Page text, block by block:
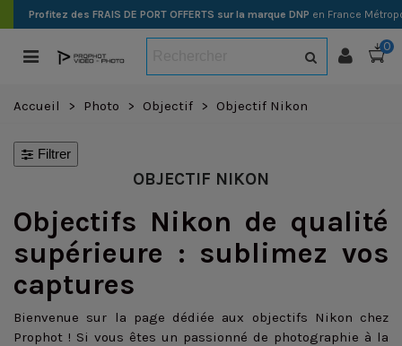
Profitez des FRAIS DE PORT OFFERTS sur la marque DNP en France
0
Accueil > Photo > Objectif > Objectif Nikon
Filtrer
OBJECTIF NIKON
Objectifs Nikon de qualité
supérieure : sublimez vos
captures
Bienvenue sur la page dédiée aux objectifs Nikon chez
Prophot ! Si vous êtes un passionné de photographie à la